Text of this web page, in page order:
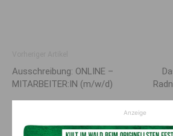
Ausschreibung: ONLINE –
MITARBEITER:IN (m/w/d)
Anzeige